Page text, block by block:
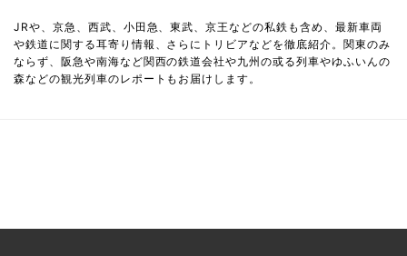
JRや、京急、西武、小田急、東武、京王などの私鉄も含め、最新車両
や鉄道に関する耳寄り情報、さらにトリビアなどを徹底紹介。関東のみ
ならず、阪急や南海など関西の鉄道会社や九州の或る列車やゆふいんの
森などの観光列車のレポートもお届けします。